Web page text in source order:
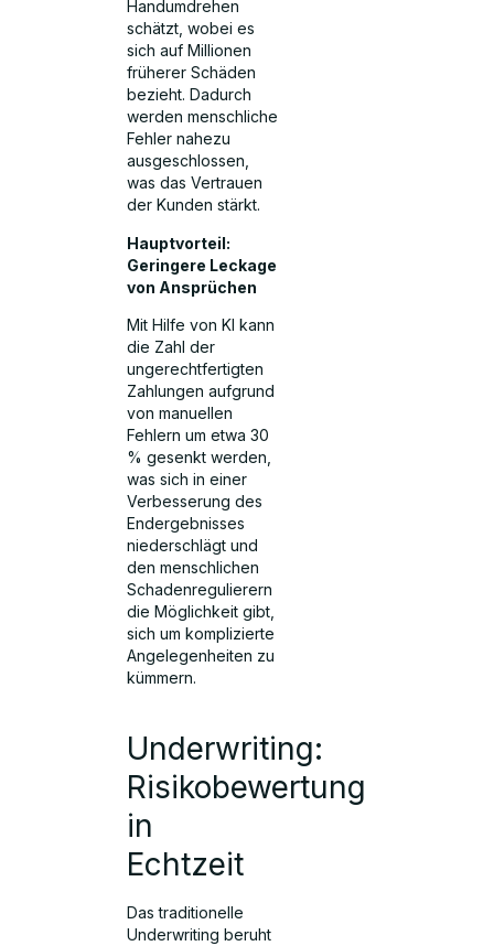
Handumdrehen
schätzt, wobei es
sich auf Millionen
früherer Schäden
bezieht. Dadurch
werden menschliche
Fehler nahezu
ausgeschlossen,
was das Vertrauen
der Kunden stärkt.
Hauptvorteil:
Geringere Leckage
von Ansprüchen
Mit Hilfe von KI kann
die Zahl der
ungerechtfertigten
Zahlungen aufgrund
von manuellen
Fehlern um etwa 30
% gesenkt werden,
was sich in einer
Verbesserung des
Endergebnisses
niederschlägt und
den menschlichen
Schadenregulierern
die Möglichkeit gibt,
sich um komplizierte
Angelegenheiten zu
kümmern.
Underwriting:
Risikobewertung
in
Echtzeit
Das traditionelle
Underwriting beruht